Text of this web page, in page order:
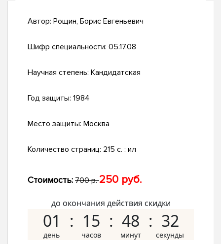
Автор: Рощин, Борис Евгеньевич
Шифр специальности: 05.17.08
Научная степень: Кандидатская
Год защиты: 1984
Место защиты: Москва
Количество страниц: 215 c. : ил
Стоимость: 700 р.250 руб.
до окончания действия скидки
01 15 48 31